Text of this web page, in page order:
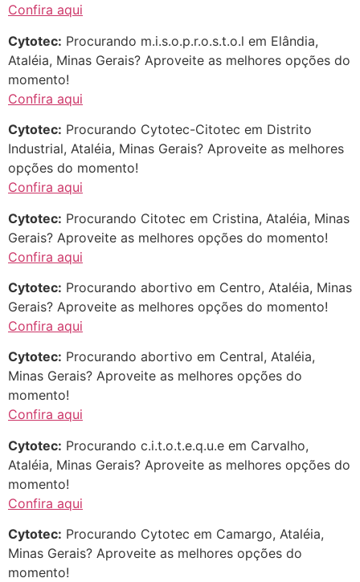
Confira aqui
Cytotec: Procurando m.i.s.o.p.r.o.s.t.o.l em Elândia,
Ataléia, Minas Gerais? Aproveite as melhores opções do
momento!
Confira aqui
Cytotec: Procurando Cytotec-Citotec em Distrito
Industrial, Ataléia, Minas Gerais? Aproveite as melhores
opções do momento!
Confira aqui
Cytotec: Procurando Citotec em Cristina, Ataléia, Minas
Gerais? Aproveite as melhores opções do momento!
Confira aqui
Cytotec: Procurando abortivo em Centro, Ataléia, Minas
Gerais? Aproveite as melhores opções do momento!
Confira aqui
Cytotec: Procurando abortivo em Central, Ataléia,
Minas Gerais? Aproveite as melhores opções do
momento!
Confira aqui
Cytotec: Procurando c.i.t.o.t.e.q.u.e em Carvalho,
Ataléia, Minas Gerais? Aproveite as melhores opções do
momento!
Confira aqui
Cytotec: Procurando Cytotec em Camargo, Ataléia,
Minas Gerais? Aproveite as melhores opções do
momento!
Helly
(1999997****
em http://www.proaborto.com)
22/05/2026 17:09:20
em http://www.proaborto.com)
Entao q seja
G (1199866**** em
quem já tomou os remédio se
depois que para de menstruar
22/05/2026 17:10:05
Deve ser normal
22/05/2026 17:19:15